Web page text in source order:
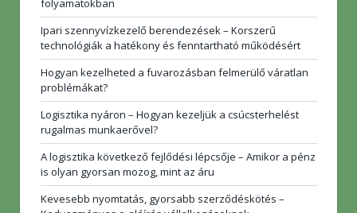
folyamatokban
Ipari szennyvízkezelő berendezések – Korszerű
technológiák a hatékony és fenntartható működésért
Hogyan kezelheted a fuvarozásban felmerülő váratlan
problémákat?
Logisztika nyáron – Hogyan kezeljük a csúcsterhelést
rugalmas munkaerővel?
A logisztika következő fejlődési lépcsője – Amikor a pénz
is olyan gyorsan mozog, mint az áru
Kevesebb nyomtatás, gyorsabb szerződéskötés –